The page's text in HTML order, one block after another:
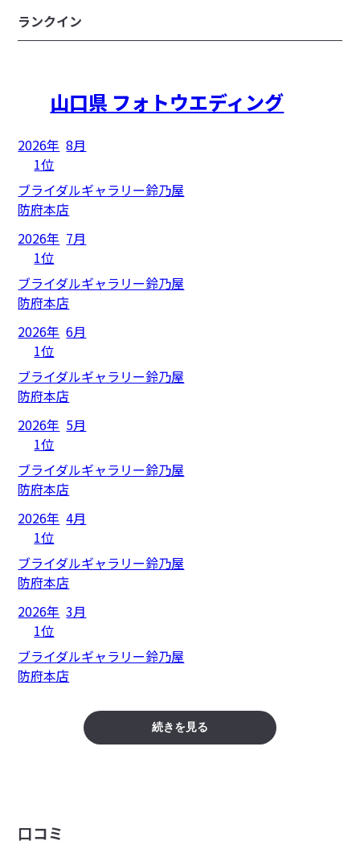
ランクイン
山口県 フォトウエディング
2026年 8月
1位
ブライダルギャラリー鈴乃屋
防府本店
2026年 7月
1位
ブライダルギャラリー鈴乃屋
防府本店
2026年 6月
1位
ブライダルギャラリー鈴乃屋
防府本店
2026年 5月
1位
ブライダルギャラリー鈴乃屋
防府本店
2026年 4月
1位
ブライダルギャラリー鈴乃屋
防府本店
2026年 3月
1位
ブライダルギャラリー鈴乃屋
防府本店
続きを見る
口コミ